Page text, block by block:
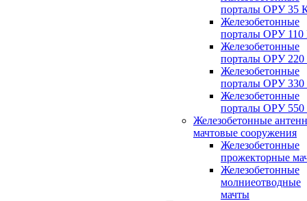
порталы ОРУ 35
Железобетонные
порталы ОРУ
Железобетонные
порталы ОРУ
Железобетонные
порталы ОРУ
Железобетонные
порталы ОРУ
Железобетонные
мачтовые сооружения
Железобетонные
прожекторные
Железобетонные
молниеотводные
мачты